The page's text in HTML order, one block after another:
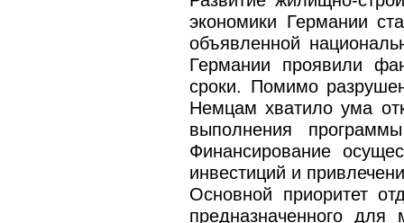
экономики Германии
объявленной
Германии проявили
сроки. Помимо
Немцам хватило ума
выполнения
Финансирование
инвестиций и
Основной приоритет
предназначенного